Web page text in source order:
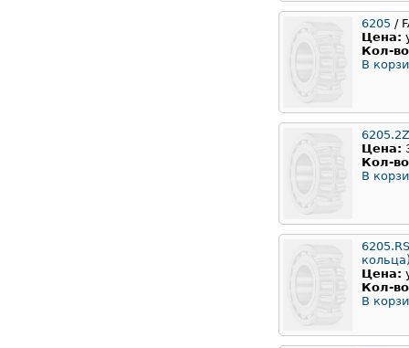
6205 /
Цена:
Кол-
В
Цена:
Кол-
В
Цена:
Кол-
В